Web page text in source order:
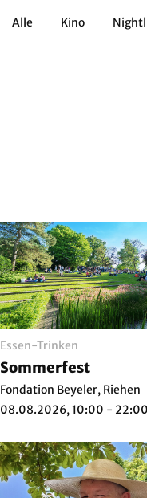
Alle Kino
Essen-Trinken
Sommerfest
Fondation Beyeler, Riehen
08.08.2026, 10:00 - 22:00